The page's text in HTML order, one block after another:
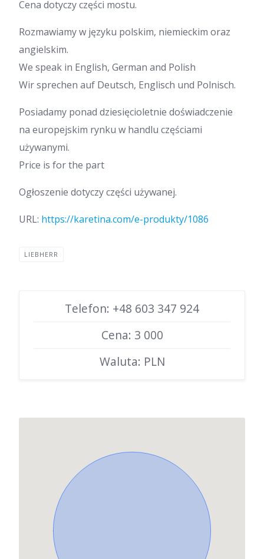
Cena dotyczy części mostu.
Rozmawiamy w języku polskim, niemieckim oraz
angielskim.
We speak in English, German and Polish
Wir sprechen auf Deutsch, Englisch und Polnisch.
Posiadamy ponad dziesięcioletnie doświadczenie
na europejskim rynku w handlu częściami
używanymi.
Price is for the part
Ogłoszenie dotyczy części używanej.
URL: https://karetina.com/e-produkty/1086
LIEBHERR
Telefon: +48 603 347 924
Cena: 3 000
Waluta: PLN